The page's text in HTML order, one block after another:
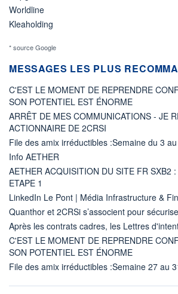
Worldline
Kleaholding
* source Google
MESSAGES LES PLUS
C'EST LE MOMENT DE REPRENDRE
SON POTENTIEL EST ÉNORME
ARRÊT DE MES COMMUNICATIONS - JE
ACTIONNAIRE DE 2CRSI
File des amix irréductibles :Semaine du 3
Info AETHER
AETHER ACQUISITION DU SITE FR SXB2
ETAPE 1
LinkedIn Le Pont | Média Infrastructure &
Quanthor et 2CRSi s’associent pour
Après les contrats cadres, les Lettres
C'EST LE MOMENT DE REPRENDRE
SON POTENTIEL EST ÉNORME
File des amix irréductibles :Semaine 27 au